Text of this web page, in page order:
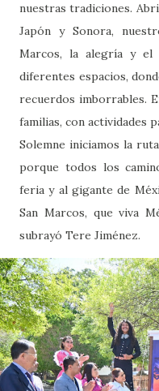
nuestras tradiciones.
Japón y Sonora,
Marcos, la alegría y el
diferentes espacios,
recuerdos imborrables.
familias, con actividades
Solemne iniciamos la
porque todos los
feria y al gigante de
San Marcos, que viva
subrayó Tere Jiménez.